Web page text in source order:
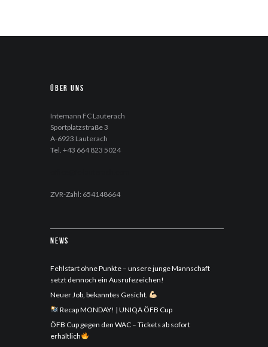
Über uns
Intemann FC Lauterach
Sportplatzstraße 3
A-6923 Lauterach
Tel. +43 664 823 5024
ZVR-Zahl: 654148664
News
Fehlstart ohne Punkte – unsere junge Mannschaft
setzt dennoch ein Ausrufezeichen!
Neuer Job, bekanntes Gesicht.
Recap MONDAY! | UNIQA ÖFB Cup
ÖFB Cup gegen den WAC – Tickets ab sofort
erhältlich